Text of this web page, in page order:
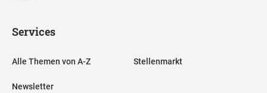
Services
Alle Themen von A-Z
Newsletter
Stellenmarkt